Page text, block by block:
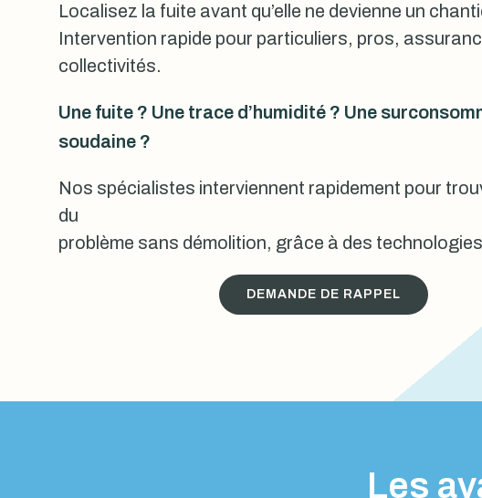
Localisez la fuite avant qu’elle ne devienne un
Intervention rapide pour particuliers, pros,
collectivités.
Une fuite ? Une trace d’humidité ? Une
soudaine ?
Nos spécialistes interviennent rapidement pour
du
problème sans démolition, grâce à des
DEMANDE DE RAPPEL
Les